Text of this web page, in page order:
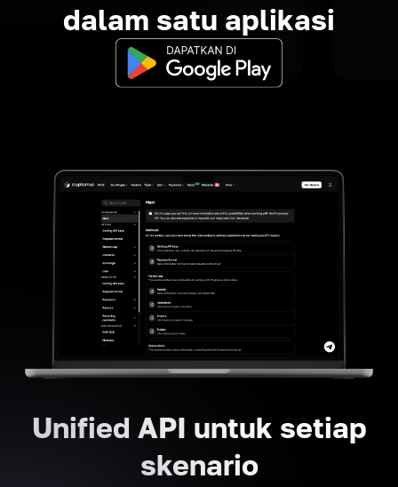
dalam satu aplikasi
Unified API untuk setiap
skenario